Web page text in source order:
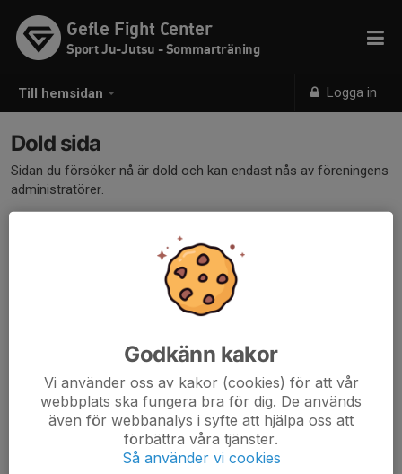
Till hemsidan Logga in
Gefle Fight Center
Sport Ju-Jutsu - Sommarträning
Dold sida
Sidan du försöker nå är dold och kan endast nås av föreningens
administratörer.
Godkänn kakor
Vi använder oss av kakor (cookies) för att vår
webbplats ska fungera bra för dig. De används
även för webbanalys i syfte att hjälpa oss att
förbättra våra tjänster.
Så använder vi cookies